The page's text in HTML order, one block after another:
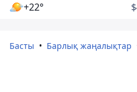
+22° $
Басты Барлық жаңалықтар